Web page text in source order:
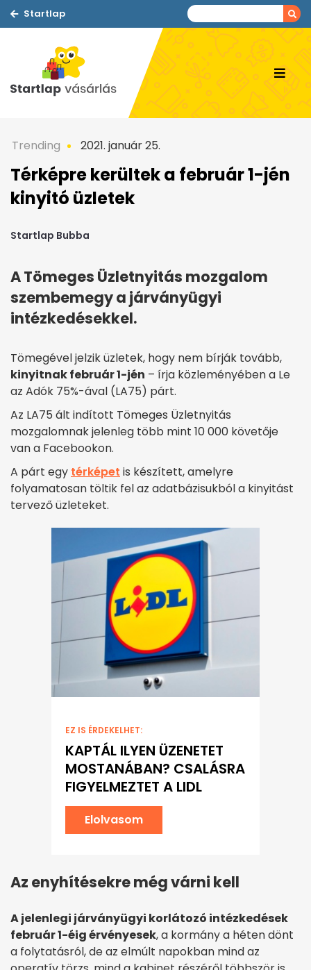
Startlap
Trending 2021. január 25.
Térképre kerültek a február 1-jén
kinyitó üzletek
Startlap Bubba
A Tömeges Üzletnyitás mozgalom
szembemegy a járványügyi
intézkedésekkel.
Tömegével jelzik üzletek, hogy nem bírják tovább,
kinyitnak február 1-jén – írja közleményében a Le
az Adók 75%-ával (LA75) párt.
Az LA75 ált indított Tömeges Üzletnyitás
mozgalomnak jelenleg több mint 10 000 követője
van a Facebookon.
A párt egy térképet is készített, amelyre
folyamatosan töltik fel az adatbázisukból a kinyitást
tervező üzleteket.
EZ IS ÉRDEKELHET:
KAPTÁL ILYEN ÜZENETET
MOSTANÁBAN? CSALÁSRA
FIGYELMEZTET A LIDL
Elolvasom
Az enyhítésekre még várni kell
A jelenlegi járványügyi korlátozó intézkedések
február 1-éig érvényesek, a kormány a héten dönt
a folytatásról, de az elmúlt napokban mind az